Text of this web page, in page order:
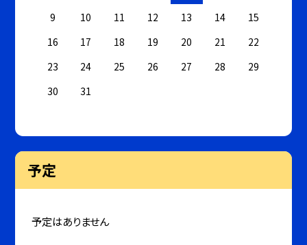
9
10 11 12 13 14
15
16
17 18 19 20 21
22
23
24 25 26 27 28
29
30
31
予定
予定はありません